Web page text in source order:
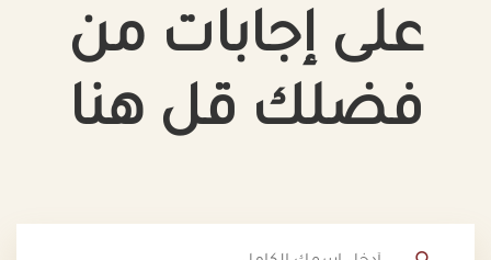
على إجابات من
فضلك قل هنا